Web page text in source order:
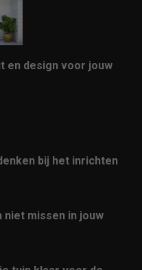
en design voor jouw
bij het inrichten
niet missen in jouw